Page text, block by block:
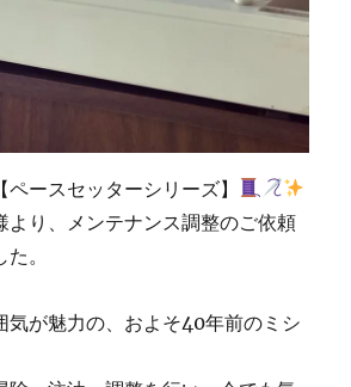
ースセッターシリーズ】
より、メンテナンス調整のご依頼
。
気が魅力の、およそ40年前のミシ